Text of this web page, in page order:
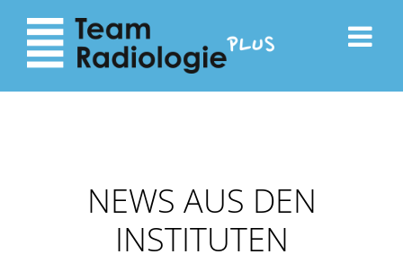
zum
Inhalt
Navigation
NEWS AUS DEN
INSTITUTEN